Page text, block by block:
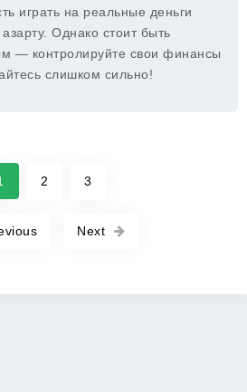
играть на реальные деньги
Однако стоит быть
— контролируйте свои финансы
слишком сильно!
2 3
Next